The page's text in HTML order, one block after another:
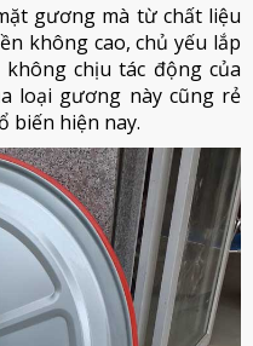
gương mà từ chất liệu
không cao, chủ yếu lắp
chịu tác động của
loại gương này cũng rẻ
biến hiện nay.